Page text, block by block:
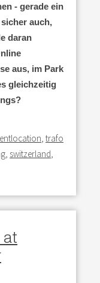
- gerade ein
auch,
daran
aus, im Park
gleichzeitig
, trafo
, switzerland,
at